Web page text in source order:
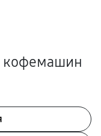
кофемашин